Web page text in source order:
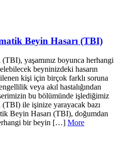
Beyin Hasarı (TBI)
yaşamınız boyunca herhangi
beyninizdeki hasarın
kişi için birçok farklı soruna
veya akıl hastalığından
bu bölümünde işlediğimiz
ile işinize yarayacak bazı
Beyin Hasarı (TBI), doğumdan
bir beyin […] More